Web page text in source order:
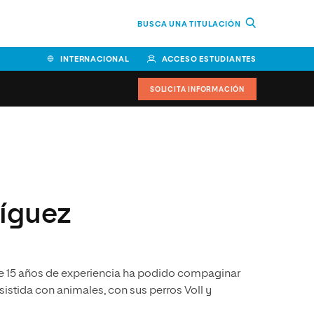
BUSCA UNA TITULACIÓN
INTERNACIONAL ACCESO ESTUDIANTES
Facultad de Ciencias de la
Salud
Escuela Superior de Ingeniería
y Tecnología (ESIT)
SOLICITA INFORMACIÓN
15 años de experiencia ha podido compaginar
con animales, con sus perros Voll y